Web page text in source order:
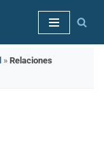
» Relaciones